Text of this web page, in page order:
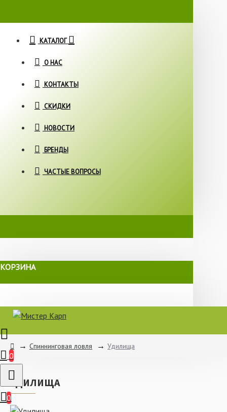
КАТАЛОГ
О НАС
КОНТАКТЫ
СКИДКИ
НОВОСТИ
БРЕНДЫ
ЧАСТЫЕ ВОПРОСЫ
КОРЗИНА
0
0
Спиннинговая ловля Удилища
УДИЛИЩА